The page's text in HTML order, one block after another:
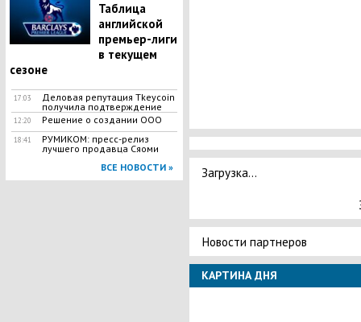
Таблица
английской
премьер-лиги
в текущем
сезоне
17:03
Деловая репутация Tkeycoin
получила подтверждение
12:20 Решение о создании ООО
18:41
РУМИКОМ: пресс-релиз
лучшего продавца Сяоми
ВСЕ НОВОСТИ »
Загрузка...
Новости партнеров
КАРТИНА ДНЯ